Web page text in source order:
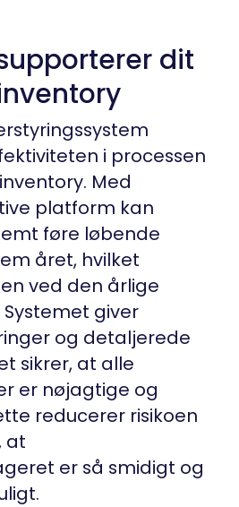
dit
i processen
Med
platform kan
føre løbende
året, hvilket
ved den årlige
giver
og detaljerede
sikrer, at alle
er nøjagtige og
reducerer risikoen
at
er så smidigt og